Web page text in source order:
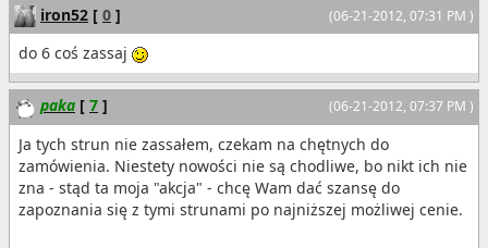
(06-21-2012, 07:31 PM )
iron52 [ 0 ]
do 6 coś zassaj
(06-21-2012, 07:37 PM )
paka [ 7 ]
Ja tych strun nie zassałem, czekam na chętnych do
zamówienia. Niestety nowości nie są chodliwe, bo nikt ich nie
zna - stąd ta moja "akcja" - chcę Wam dać szansę do
zapoznania się z tymi strunami po najniższej możliwej cenie.